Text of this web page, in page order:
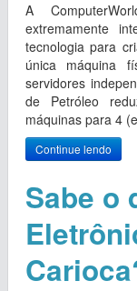
A
extremamente
tecnologia para
única máquina
servidores
de Petróleo
máquinas para 4
Continue lendo
Sabe o